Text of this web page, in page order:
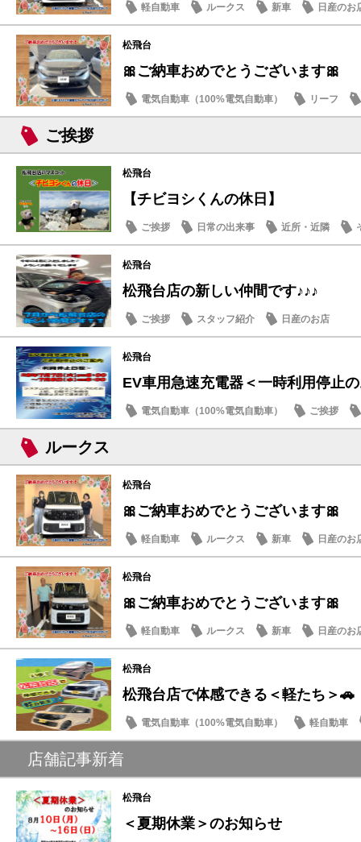
軽自動車 ルークス 新車 日産のお
松飛台
🎀ご納車おめでとうございます🎀
電気自動車（100%電気自動車） リーフ
ご挨拶
松飛台
【チビヨシくんの休日】
ご挨拶 日常の出来事 近所・近隣
松飛台
松飛台店の新しい仲間です♪♪♪
ご挨拶 スタッフ紹介 日産のお店
松飛台
EV車用急速充電器＜一時利用停止
電気自動車（100%電気自動車） ご挨拶
ルークス
松飛台
🎀ご納車おめでとうございます🎀
軽自動車 ルークス 新車 日産のお
松飛台
🎀ご納車おめでとうございます🎀
軽自動車 ルークス 新車 日産のお
松飛台
松飛台店で体感できる＜軽たち＞🚗
電気自動車（100%電気自動車）
軽自動車
サクラ
店舗記事新着
松飛台
＜夏期休業＞のお知らせ